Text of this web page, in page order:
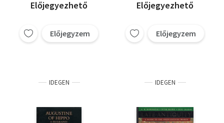
Előjegyezhető
Előjegyzem
Előjegyezhető
Előjegyzem
IDEGEN IDEGEN